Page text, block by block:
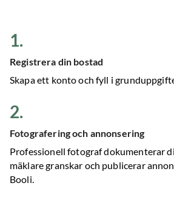
1.
Registrera din bostad
Skapa ett konto och fyll i
2.
Fotografering och annonsering
Professionell fotograf dokumenterar
mäklare granskar och publicerar
Booli.